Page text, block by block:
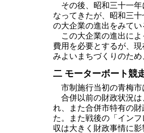
その後、昭和三十一年
なってきたが、昭和三
の大企業の進出をみてい
この大企業の進出によ
費用を必要とするが、
みよいまちづくりのた
二 モーターボート競
市制施行当初の青梅市
合併以前の財政状況は
れ、また合併市特有の
た。また戦後の「イン
収は大きく財政事情に